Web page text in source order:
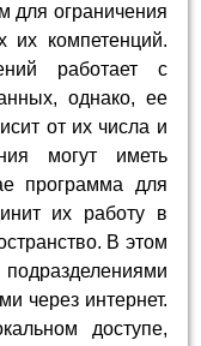
для ограничения
их компетенций.
работает с
однако, ее
от их числа и
могут иметь
программа для
их работу в
В этом
через интернет.
доступе,